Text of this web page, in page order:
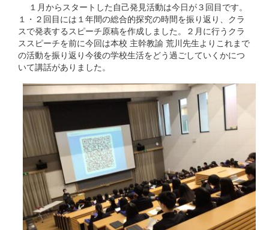
１月からスタートした自己発見活動は今日が３回目です。
１・２回目には１年間の総合的探究の時間を振り返り、クラ
スで発表するスピーチ原稿を作成しました。２月に行うクラ
ススピーチを前に今回は本校 主幹教諭 荒川先生よりこれまで
の活動を振り返り今後の学校生活をどう過ごしていくかにつ
いて講話がありました。